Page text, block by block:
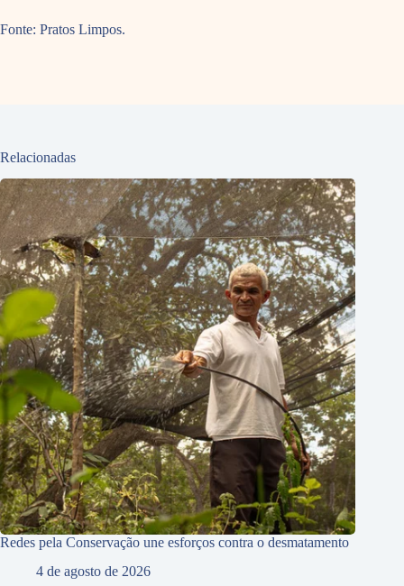
Fonte: Pratos Limpos.
Relacionadas
Redes pela Conservação une esforços contra o desmatamento
4 de agosto de 2026